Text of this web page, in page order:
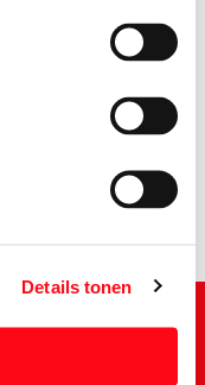
Details tonen